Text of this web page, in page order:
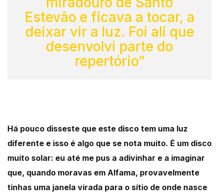
Estevão e ficava a tocar, a
deixar vir a luz. Foi ali que
desenvolvi parte do
repertório”
Há pouco disseste que este disco tem uma luz
diferente e isso é algo que se nota muito. É um disco
muito solar: eu até me pus a adivinhar e a imaginar
que, quando moravas em Alfama, provavelmente
tinhas uma janela virada para o sítio de onde nasce